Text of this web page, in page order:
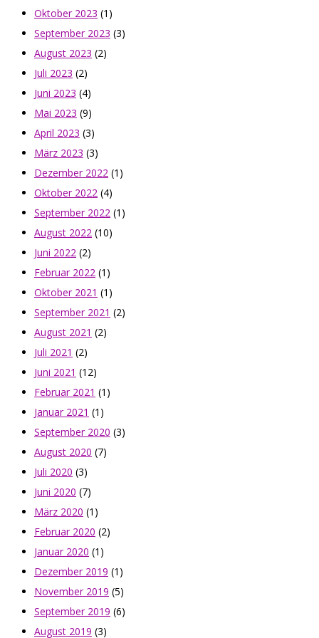
Oktober 2023 (1)
September 2023 (3)
August 2023 (2)
Juli 2023 (2)
Juni 2023 (4)
Mai 2023 (9)
April 2023 (3)
März 2023 (3)
Dezember 2022 (1)
Oktober 2022 (4)
September 2022 (1)
August 2022 (10)
Juni 2022 (2)
Februar 2022 (1)
Oktober 2021 (1)
September 2021 (2)
August 2021 (2)
Juli 2021 (2)
Juni 2021 (12)
Februar 2021 (1)
Januar 2021 (1)
September 2020 (3)
August 2020 (7)
Juli 2020 (3)
Juni 2020 (7)
März 2020 (1)
Februar 2020 (2)
Januar 2020 (1)
Dezember 2019 (1)
November 2019 (5)
September 2019 (6)
August 2019 (3)